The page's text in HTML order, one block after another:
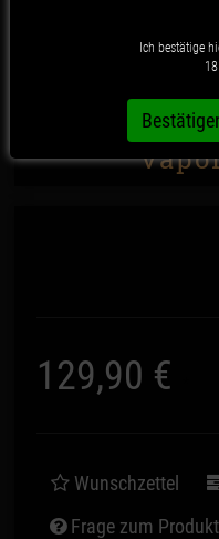
129,90 €
Wunschzettel
Frage zum Produkt
Ich bestätige